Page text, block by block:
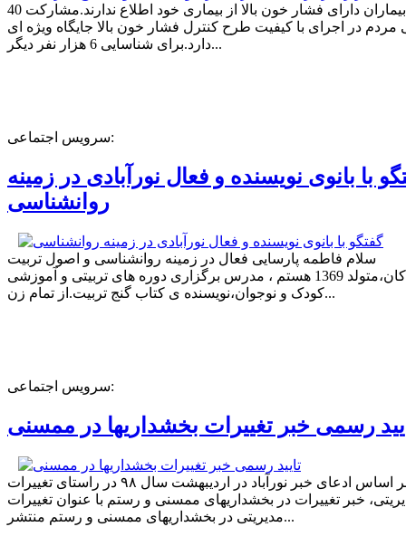
40 درصد بیماران دارای فشار خون بالا از بیماری خود اطلاع ندارند.مشارکت
در اجرای با کیفیت طرح کنترل فشار خون بالا جایگاه ویژه ای
دارد.برای شناسایی 6 هزار نفر دیگر...
سرویس اجتماعی:
با بانوی نویسنده و فعال نورآبادی در زمینه
روانشناسی
سلام فاطمه پارسایی فعال در زمینه روانشناسی و اصول تربیت
کودکان،متولد 1369 هستم ، مدرس برگزاری دوره های تربیتی و آموزشی
کودک و نوجوان،نویسنده ی کتاب گنج تربیت.از تمام زن...
سرویس اجتماعی:
رسمی خبر تغییرات بخشداریها در ممسنی
بر اساس ادعای خبر نورآباد در اردیبهشت سال ۹۸ در راستای تغییرات
خبر تغییرات در بخشداریهای ممسنی و رستم با عنوان تغییرات
مدیریتی در بخشداریهای ممسنی و رستم منتشر...